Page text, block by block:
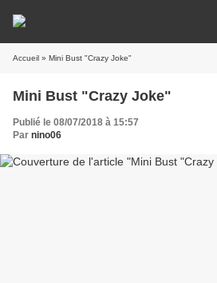
Accueil » Mini Bust "Crazy Joke"
Mini Bust "Crazy Joke"
Publié le 08/07/2018 à 15:57
Par nino06